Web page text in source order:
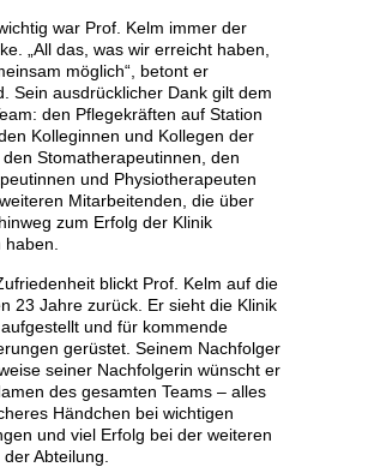
war Prof. Kelm immer der
„All das, was wir erreicht haben,
möglich“, betont er
Sein ausdrücklicher Dank gilt dem
den Pflegekräften auf Station
Kolleginnen und Kollegen der
Stomatherapeutinnen, den
und Physiotherapeuten
Mitarbeitenden, die über
zum Erfolg der Klinik
haben.
blickt Prof. Kelm auf die
23 Jahre zurück. Er sieht die Klinik
und für kommende
gerüstet. Seinem Nachfolger
seiner Nachfolgerin wünscht er
des gesamten Teams – alles
Händchen bei wichtigen
und viel Erfolg bei der weiteren
Abteilung.